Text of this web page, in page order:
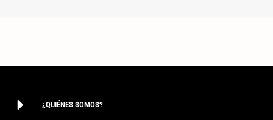
¿QUIÉNES SOMOS?